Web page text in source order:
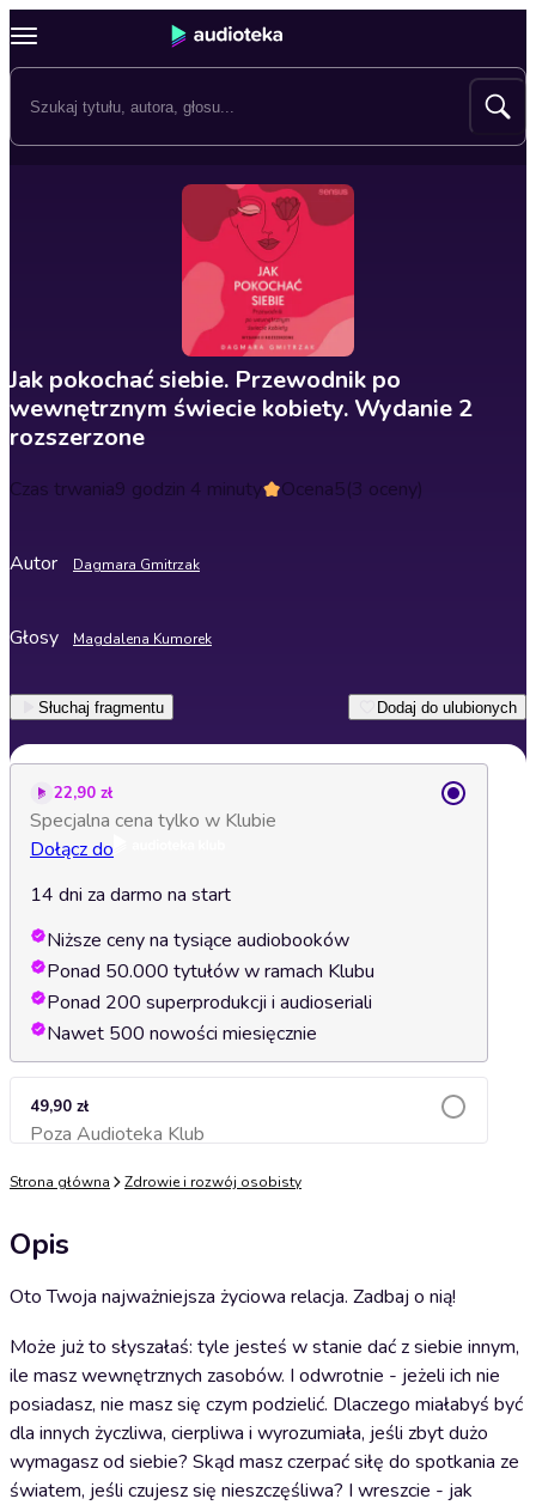
Jak pokochać siebie. Przewodnik po
wewnętrznym świecie kobiety. Wydanie 2
rozszerzone
Czas trwania9 godzin 4 minuty Ocena5(3 oceny)
Autor Dagmara Gmitrzak
Głosy Magdalena Kumorek
Słuchaj fragmentu Dodaj do ulubionych
22,90 zł
Specjalna cena tylko w Klubie
Dołącz do
14 dni za darmo na start
Niższe ceny na tysiące audiobooków
Ponad 50.000 tytułów w ramach Klubu
Ponad 200 superprodukcji i audioseriali
Nawet 500 nowości miesięcznie
49,90 zł
Poza Audioteka KlubDodaj do koszyka
Strona główna Zdrowie i rozwój osobisty
Opis
Oto Twoja najważniejsza życiowa relacja. Zadbaj o nią!
Może już to słyszałaś: tyle jesteś w stanie dać z siebie innym,
ile masz wewnętrznych zasobów. I odwrotnie - jeżeli ich nie
posiadasz, nie masz się czym podzielić. Dlaczego miałabyś być
dla innych życzliwa, cierpliwa i wyrozumiała, jeśli zbyt dużo
wymagasz od siebie? Skąd masz czerpać siłę do spotkania ze
światem, jeśli czujesz się nieszczęśliwa? I wreszcie - jak